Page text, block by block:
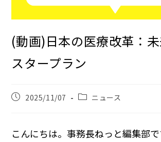
(動画)日本の医療改革：
スタープラン
2025/11/07 ニュース
こんにちは。事務長ねっと編集部